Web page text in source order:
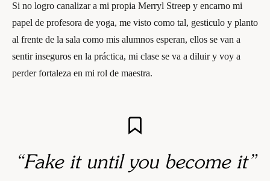
Si no logro canalizar a mi propia Merryl Streep y encarno mi
papel de profesora de yoga, me visto como tal, gesticulo y planto
al frente de la sala como mis alumnos esperan, ellos se van a
sentir inseguros en la práctica, mi clase se va a diluir y voy a
perder fortaleza en mi rol de maestra.
“Fake it until you become it”